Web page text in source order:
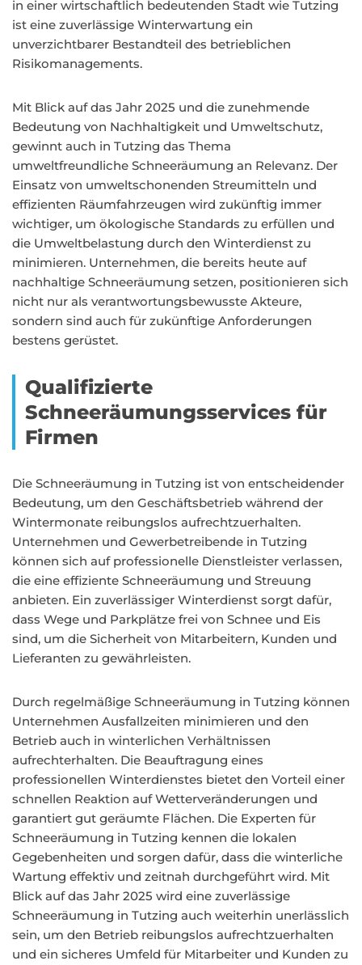
in einer wirtschaftlich bedeutenden Stadt wie Tutzing
ist eine zuverlässige Winterwartung ein
unverzichtbarer Bestandteil des betrieblichen
Risikomanagements.
Mit Blick auf das Jahr 2025 und die zunehmende
Bedeutung von Nachhaltigkeit und Umweltschutz,
gewinnt auch in Tutzing das Thema
umweltfreundliche Schneeräumung an Relevanz. Der
Einsatz von umweltschonenden Streumitteln und
effizienten Räumfahrzeugen wird zukünftig immer
wichtiger, um ökologische Standards zu erfüllen und
die Umweltbelastung durch den Winterdienst zu
minimieren. Unternehmen, die bereits heute auf
nachhaltige Schneeräumung setzen, positionieren sich
nicht nur als verantwortungsbewusste Akteure,
sondern sind auch für zukünftige Anforderungen
bestens gerüstet.
Qualifizierte
Schneeräumungsservices für
Firmen
Die Schneeräumung in Tutzing ist von entscheidender
Bedeutung, um den Geschäftsbetrieb während der
Wintermonate reibungslos aufrechtzuerhalten.
Unternehmen und Gewerbetreibende in Tutzing
können sich auf professionelle Dienstleister verlassen,
die eine effiziente Schneeräumung und Streuung
anbieten. Ein zuverlässiger Winterdienst sorgt dafür,
dass Wege und Parkplätze frei von Schnee und Eis
sind, um die Sicherheit von Mitarbeitern, Kunden und
Lieferanten zu gewährleisten.
Durch regelmäßige Schneeräumung in Tutzing können
Unternehmen Ausfallzeiten minimieren und den
Betrieb auch in winterlichen Verhältnissen
aufrechterhalten. Die Beauftragung eines
professionellen Winterdienstes bietet den Vorteil einer
schnellen Reaktion auf Wetterveränderungen und
garantiert gut geräumte Flächen. Die Experten für
Schneeräumung in Tutzing kennen die lokalen
Gegebenheiten und sorgen dafür, dass die winterliche
Wartung effektiv und zeitnah durchgeführt wird. Mit
Blick auf das Jahr 2025 wird eine zuverlässige
Schneeräumung in Tutzing auch weiterhin unerlässlich
sein, um den Betrieb reibungslos aufrechtzuerhalten
und ein sicheres Umfeld für Mitarbeiter und Kunden zu